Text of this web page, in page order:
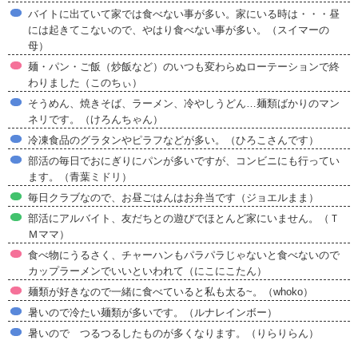
バイトに出ていて家では食べない事が多い。家にいる時は・・・昼
には起きてこないので、やはり食べない事が多い。（スイマーの
母）
麺・パン・ご飯（炒飯など）のいつも変わらぬローテーションで終
わりました（このちぃ）
そうめん、焼きそば、ラーメン、冷やしうどん…麺類ばかりのマン
ネリです。（けろんちゃん）
冷凍食品のグラタンやピラフなどが多い。（ひろこさんです）
部活の毎日でおにぎりにパンが多いですが、コンビニにも行ってい
ます。（青葉ミドリ）
毎日クラブなので、お昼ごはんはお弁当です（ジョエルまま）
部活にアルバイト、友だちとの遊びでほとんど家にいません。（Ｔ
Ｍママ）
食べ物にうるさく、チャーハンもパラパラじゃないと食べないので
カップラーメンでいいといわれて（にこにこたん）
麺類が好きなので一緒に食べていると私も太る~。（whoko）
暑いので冷たい麺類が多いです。（ルナレインボー）
暑いので つるつるしたものが多くなります。（りらりらん）